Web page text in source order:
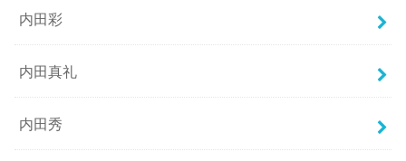
内田彩
内田真礼
内田秀